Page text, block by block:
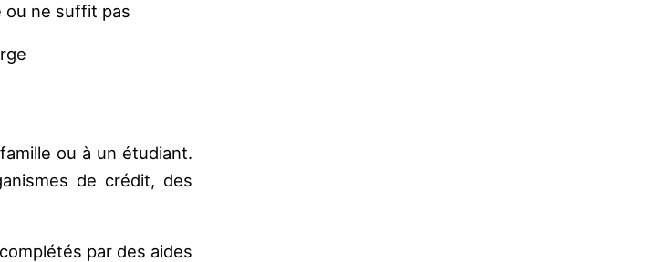
ou ne suffit pas
ou à un étudiant.
de crédit, des
par des aides